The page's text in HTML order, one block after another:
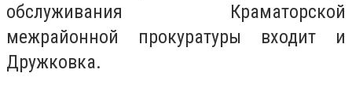
обслуживания Краматорской
межрайонной прокуратуры входит и
Дружковка.